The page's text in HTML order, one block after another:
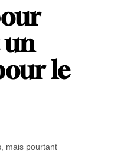
un
le
mais pourtant